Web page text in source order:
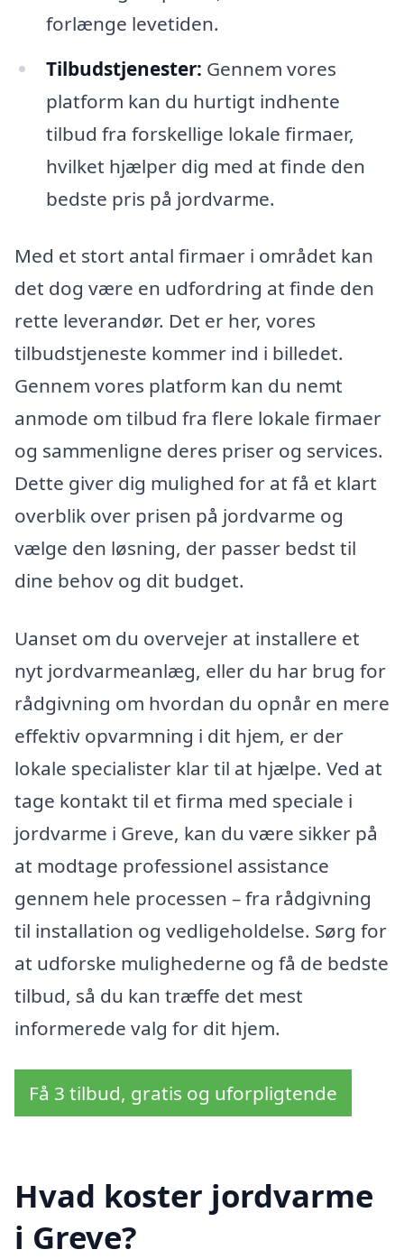
forlænge levetiden.
Tilbudstjenester: Gennem vores
platform kan du hurtigt indhente
tilbud fra forskellige lokale firmaer,
hvilket hjælper dig med at finde den
bedste pris på jordvarme.
Med et stort antal firmaer i området kan
det dog være en udfordring at finde den
rette leverandør. Det er her, vores
tilbudstjeneste kommer ind i billedet.
Gennem vores platform kan du nemt
anmode om tilbud fra flere lokale firmaer
og sammenligne deres priser og services.
Dette giver dig mulighed for at få et klart
overblik over prisen på jordvarme og
vælge den løsning, der passer bedst til
dine behov og dit budget.
Uanset om du overvejer at installere et
nyt jordvarmeanlæg, eller du har brug for
rådgivning om hvordan du opnår en mere
effektiv opvarmning i dit hjem, er der
lokale specialister klar til at hjælpe. Ved at
tage kontakt til et firma med speciale i
jordvarme i Greve, kan du være sikker på
at modtage professionel assistance
gennem hele processen – fra rådgivning
til installation og vedligeholdelse. Sørg for
at udforske mulighederne og få de bedste
tilbud, så du kan træffe det mest
informerede valg for dit hjem.
Få 3 tilbud, gratis og uforpligtende
Hvad koster jordvarme
i Greve?